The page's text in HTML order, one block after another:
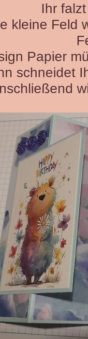
Ihr
kleine Feld
Papier
schneidet